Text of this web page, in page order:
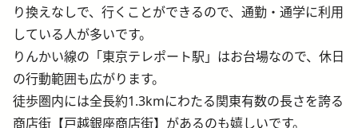
り換えなしで、行くことができるので、通勤・通学に利用
している人が多いです。
りんかい線の「東京テレポート駅」はお台場なので、休日
の行動範囲も広がります。
徒歩圏内には全長約1.3kmにわたる関東有数の長さを誇る
商店街【戸越銀座商店街】があるのも嬉しいです。